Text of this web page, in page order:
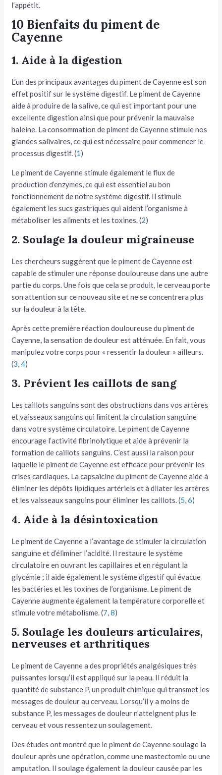
l’appétit.
10 Bienfaits du piment de
Cayenne
1. Aide à la digestion
L’un des principaux avantages du piment de Cayenne est son
effet positif sur le système digestif. Le piment de Cayenne
aide à produire de la salive, ce qui est important pour une
excellente digestion ainsi que pour prévenir la mauvaise
haleine. La consommation de piment de Cayenne stimule nos
glandes salivaires, ce qui est nécessaire pour commencer le
processus digestif. (1)
Le piment de Cayenne stimule également le flux de
production d’enzymes, ce qui est essentiel au bon
fonctionnement de notre système digestif. Il stimule
également les sucs gastriques qui aident l’organisme à
métaboliser les aliments et les toxines. (2)
2. Soulage la douleur migraineuse
Les chercheurs suggèrent que le piment de Cayenne est
capable de stimuler une réponse douloureuse dans une autre
partie du corps. Une fois que cela se produit, le cerveau porte
son attention sur ce nouveau site et ne se concentrera plus
sur la douleur à la tête.
Après cette première réaction douloureuse du piment de
Cayenne, la sensation de douleur est atténuée. En fait, vous
manipulez votre corps pour « ressentir la douleur » ailleurs.
(3,4)
3. Prévient les caillots de sang
Les caillots sanguins sont des obstructions dans vos artères
et vaisseaux sanguins qui limitent la circulation sanguine
dans votre système circulatoire. Le piment de Cayenne
encourage l’activité fibrinolytique et aide à prévenir la
formation de caillots sanguins. C’est aussi la raison pour
laquelle le piment de Cayenne est efficace pour prévenir les
crises cardiaques. La capsaïcine du piment de Cayenne aide à
éliminer les dépôts lipidiques artériels et à dilater les artères
et les vaisseaux sanguins pour éliminer les caillots. (5,6)
4. Aide à la désintoxication
Le piment de Cayenne a l’avantage de stimuler la circulation
sanguine et d’éliminer l’acidité. Il restaure le système
circulatoire en ouvrant les capillaires et en régulant la
glycémie ; il aide également le système digestif qui évacue
les bactéries et les toxines de l’organisme. Le piment de
Cayenne augmente également la température corporelle et
stimule votre métabolisme. (7,8)
5. Soulage les douleurs articulaires,
nerveuses et arthritiques
Le piment de Cayenne a des propriétés analgésiques très
puissantes lorsqu’il est appliqué sur la peau. Il réduit la
quantité de substance P, un produit chimique qui transmet les
messages de douleur au cerveau. Lorsqu’il y a moins de
substance P, les messages de douleur n’atteignent plus le
cerveau et vous ressentez un soulagement.
Des études ont montré que le piment de Cayenne soulage la
douleur après une opération, comme une mastectomie ou une
amputation. Il soulage également la douleur causée par les